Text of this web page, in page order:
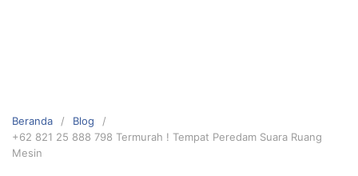
Beranda
Blog
+62 821 25 888 798 Termurah ! Tempat Peredam Suara Ruang
Mesin